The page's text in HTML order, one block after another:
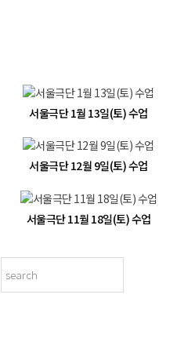
서울극단 1월 13일(토) 수업
서울극단 12월 9일(토) 수업
서울극단 11월 18일(토) 수업